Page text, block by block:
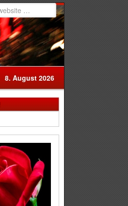
8. August 2026